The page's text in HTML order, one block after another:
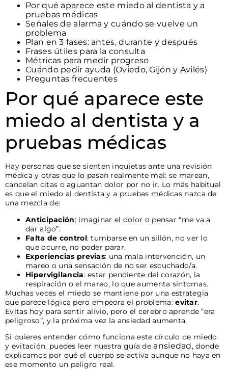
Por qué aparece este miedo al dentista y a
pruebas médicas
Señales de alarma y cuándo se vuelve un
problema
Plan en 3 fases: antes, durante y después
Frases útiles para la consulta
Métricas para medir progreso
Cuándo pedir ayuda (Oviedo, Gijón y Avilés)
Preguntas frecuentes
Por qué aparece este
miedo al dentista y a
pruebas médicas
Hay personas que se sienten inquietas ante una revisión
médica y otras que lo pasan realmente mal: se marean,
cancelan citas o aguantan dolor por no ir. Lo más habitual
es que el miedo al dentista y a pruebas médicas nazca de
una mezcla de:
Anticipación: imaginar el dolor o pensar “me va a
dar algo”.
Falta de control: tumbarse en un sillón, no ver lo
que ocurre, no poder parar.
Experiencias previas: una mala intervención, un
mareo o una sensación de no ser escuchado/a.
Hipervigilancia: estar pendiente del corazón, la
respiración o el mareo, lo que aumenta síntomas.
Muchas veces el miedo se mantiene por una estrategia
que parece lógica pero empeora el problema:evitar.
Evitas hoy para sentir alivio, pero el cerebro aprende “era
peligroso”, y la próxima vez la ansiedad aumenta.
Si quieres entender cómo funciona este círculo de miedo
y evitación, puedes leer nuestra guía de ansiedad, donde
explicamos por qué el cuerpo se activa aunque no haya en
ese momento un peligro real.